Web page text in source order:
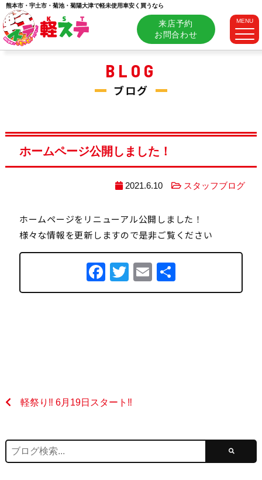
熊本市・宇土市・菊池・菊陽大津で軽未使用車安く買うなら
来店予約
お問合わせ
MENU
BLOG
ブログ
ホームページ公開しました！
2021.6.10 スタッフブログ
ホームページをリニューアル公開しました！
様々な情報を更新しますので是非ご覧ください
Facebook
TwitterEmail
有
軽祭り‼️ 6月19日スタート‼️